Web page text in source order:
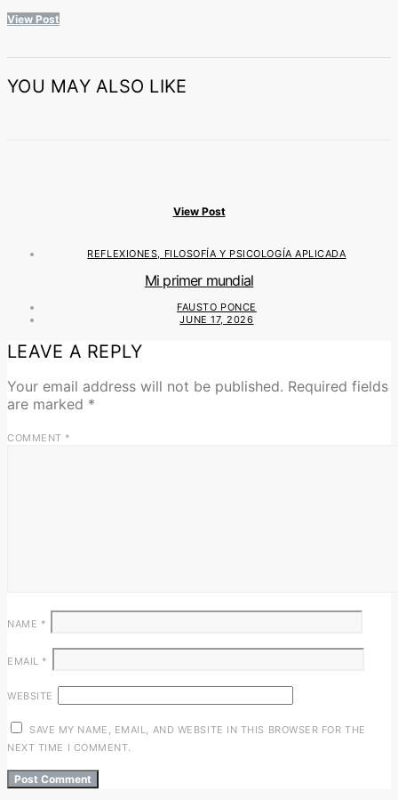
View Post
YOU MAY ALSO LIKE
View Post
REFLEXIONES, FILOSOFÍA Y PSICOLOGÍA APLICADA
Mi primer mundial
FAUSTO PONCE
JUNE 17, 2026
LEAVE A REPLY
Your email address will not be published. Required fields
are marked *
COMMENT *
NAME *
EMAIL *
WEBSITE
SAVE MY NAME, EMAIL, AND WEBSITE IN THIS BROWSER FOR THE
NEXT TIME I COMMENT.